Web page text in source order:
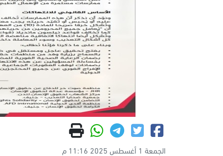
الجمعة 1 أغسطس 2025 11:16 م